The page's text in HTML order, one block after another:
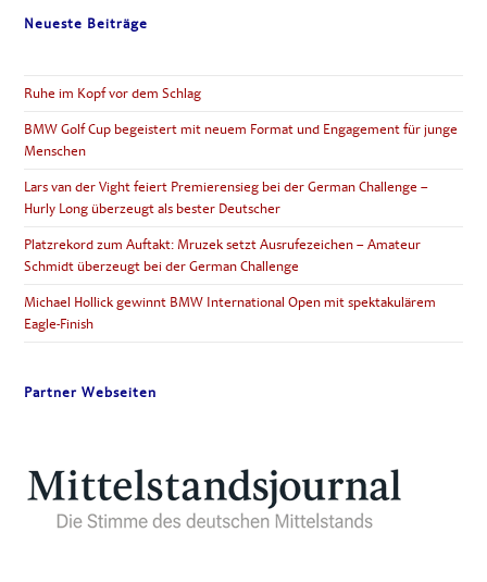
Neueste Beiträge
Ruhe im Kopf vor dem Schlag
BMW Golf Cup begeistert mit neuem Format und Engagement für junge
Menschen
Lars van der Vight feiert Premierensieg bei der German Challenge –
Hurly Long überzeugt als bester Deutscher
Platzrekord zum Auftakt: Mruzek setzt Ausrufezeichen – Amateur
Schmidt überzeugt bei der German Challenge
Michael Hollick gewinnt BMW International Open mit spektakulärem
Eagle-Finish
Partner Webseiten